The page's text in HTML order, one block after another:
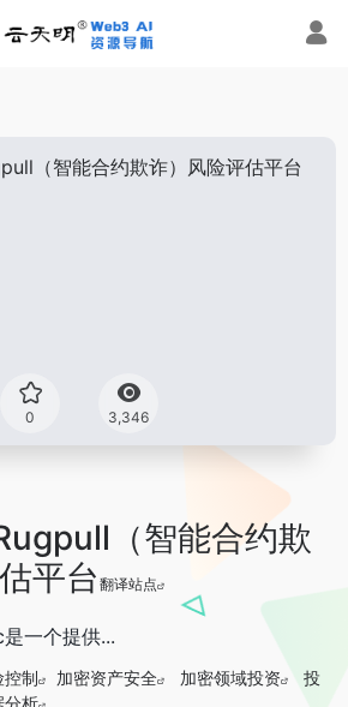
0 3,346
（智能合约欺
平台 翻译站点
是一个提供...
控制 加密资产安全 加密领域投资
投
分析